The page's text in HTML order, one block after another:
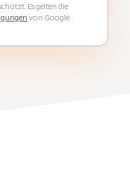
Es gelten die
von Google.